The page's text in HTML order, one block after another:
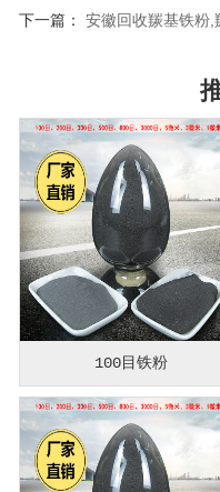
下一篇：安徽回收羰基铁粉,
100目铁粉